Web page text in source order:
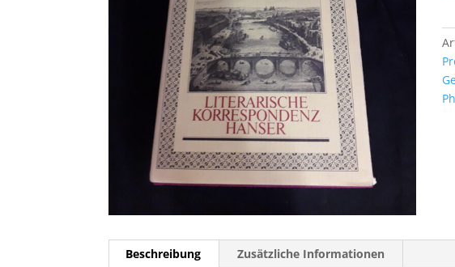
Beschreibung Zusätzliche Informationen